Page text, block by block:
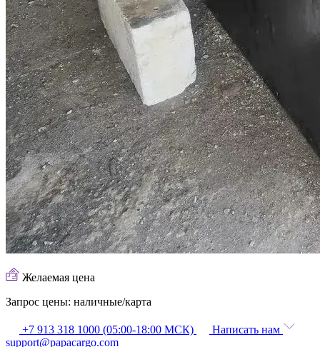
Желаемая цена
Запрос цены: наличные/карта
+7 913 318 1000 (05:00-18:00 МСК)
Написать нам
support@papacargo.com